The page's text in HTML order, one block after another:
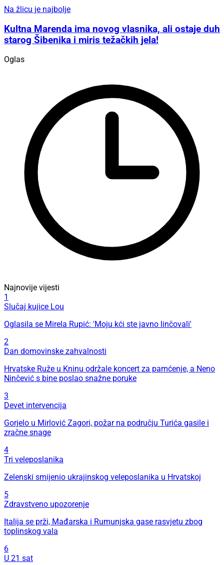
Na žlicu je najbolje
Kultna Marenda ima novog vlasnika, ali ostaje duh
starog Šibenika i miris težačkih jela!
Oglas
Najnovije vijesti
1
Slučaj kujice Lou
Oglasila se Mirela Rupić: 'Moju kći ste javno linčovali'
2
Dan domovinske zahvalnosti
Hrvatske Ruže u Kninu održale koncert za pamćenje, a Neno
Ninčević s bine poslao snažne poruke
3
Devet intervencija
Gorjelo u Mirlović Zagori, požar na području Turića gasile i
zračne snage
4
Tri veleposlanika
Zelenski smijenio ukrajinskog veleposlanika u Hrvatskoj
5
Zdravstveno upozorenje
Italija se prži, Mađarska i Rumunjska gase rasvjetu zbog
toplinskog vala
6
U 21 sat